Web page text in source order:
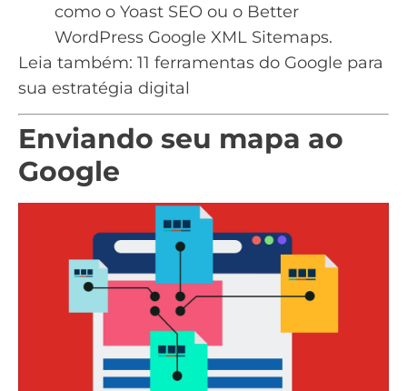
como o Yoast SEO ou o Better
WordPress Google XML Sitemaps.
Leia também: 11 ferramentas do Google para
sua estratégia digital
Enviando seu mapa ao
Google